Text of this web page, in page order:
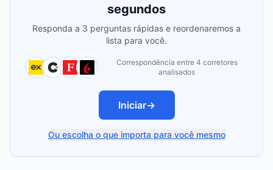
segundos
Responda a 3 perguntas rápidas e reordenaremos a
lista para você.
Correspondência entre 4 corretores
analisados
Iniciar→
Ou escolha o que importa para você mesmo